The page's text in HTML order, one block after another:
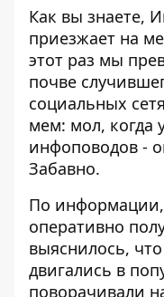
Как вы знаете,
приезжает на
этот раз мы
почве
социальных
мем: мол, когда
инфоповодов -
Забавно.
По
оперативно
выяснилось,
двигались в
поворачивали